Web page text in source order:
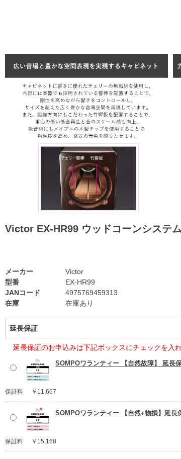
Victor EX-HR99 ウッドコーンシステ
型番
EX-HR99
JANコード
4975769459313
在庫
在庫あり
メーカー Victor
延長保証
延長保証のお申込みは下記ボックスにチェックを入
SOMPOワランティー 【自然故障】 延長
保証料 ￥11,667
SOMPOワランティー 【自然+物損】延長
保証料 ￥15,168